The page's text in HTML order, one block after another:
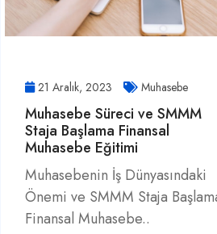
21 Aralık, 2023 Muhasebe
Muhasebe Süreci ve SMMM
Staja Başlama Finansal
Muhasebe Eğitimi
Muhasebenin İş Dünyasındaki
Önemi ve SMMM Staja
Finansal Muhasebe..